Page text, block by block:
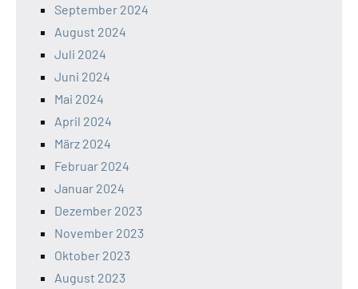
September 2024
August 2024
Juli 2024
Juni 2024
Mai 2024
April 2024
März 2024
Februar 2024
Januar 2024
Dezember 2023
November 2023
Oktober 2023
August 2023